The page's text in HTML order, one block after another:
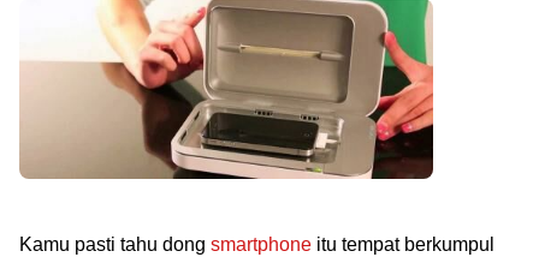
Kamu pasti tahu dong smartphone itu tempat berkumpul